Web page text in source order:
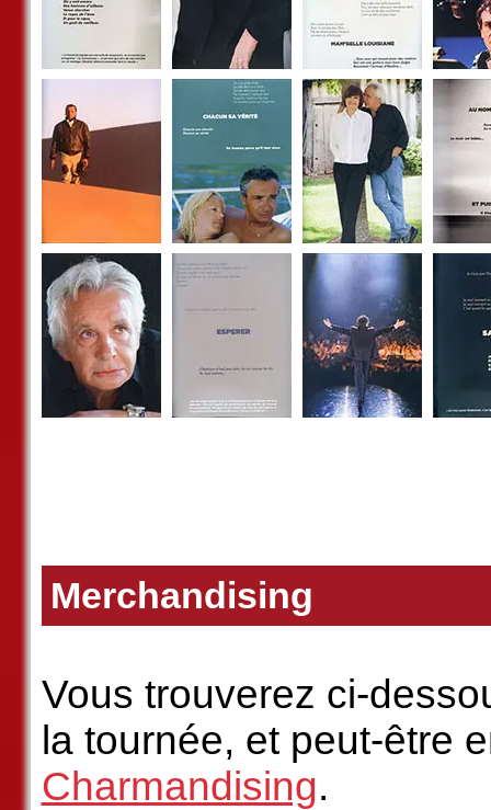
Merchandising
Vous trouverez ci-
la tournée, et peut-être
Charmandising.